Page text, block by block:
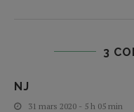
3
NJ
31 mars 2020 - 5 h 05 min